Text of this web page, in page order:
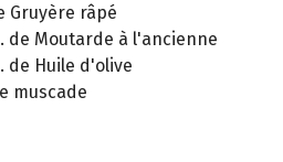
Gruyère râpé
de Moutarde à l'ancienne
de Huile d'olive
muscade